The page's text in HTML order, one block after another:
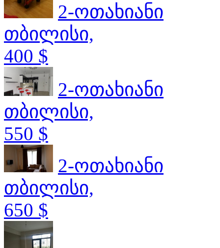
2-ოთახიანი
თბილისი,
400 $
2-ოთახიანი
თბილისი,
550 $
2-ოთახიანი
თბილისი,
650 $